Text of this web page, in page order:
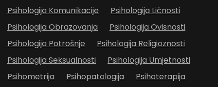
Psihologija Komunikacije
Psihologija Ličnosti
Psihologija Obrazovanja
Psihologija Ovisnosti
Psihologija Potrošnje
Psihologija Religioznosti
Psihologija Seksualnosti
Psihologija Umjetnosti
Psihometrija
Psihopatologija
Psihoterapija